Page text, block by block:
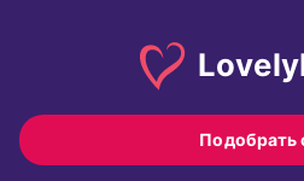
Lovely
Подобрать